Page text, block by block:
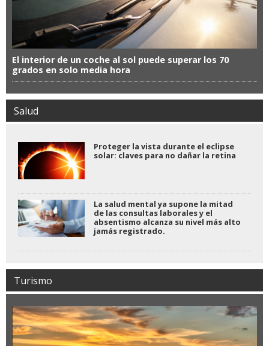
El interior de un coche al sol puede superar los 70
grados en solo media hora
Salud
Proteger la vista durante el eclipse
solar: claves para no dañar la retina
La salud mental ya supone la mitad
de las consultas laborales y el
absentismo alcanza su nivel más alto
jamás registrado.
Turismo